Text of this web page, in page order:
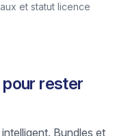
et statut licence
rester
Bundles et